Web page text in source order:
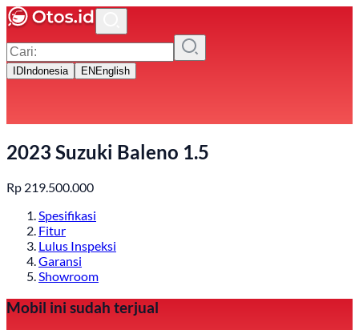
ID Indonesia EN English
2023 Suzuki Baleno 1.5
Rp 219.500.000
Spesifikasi
Fitur
Lulus Inspeksi
Garansi
Showroom
Mobil ini sudah terjual